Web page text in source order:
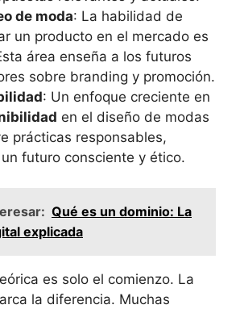
de moda: La habilidad de
un producto en el mercado es
área enseña a los futuros
sobre branding y promoción.
: Un enfoque creciente en
en el diseño de modas
prácticas responsables,
futuro consciente y ético.
Qué es un dominio: La
explicada
es solo el comienzo. La
la diferencia. Muchas